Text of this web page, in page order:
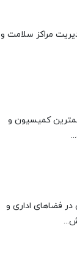
مراکز سلامت و
کمیسیون و
فضاهای اداری و